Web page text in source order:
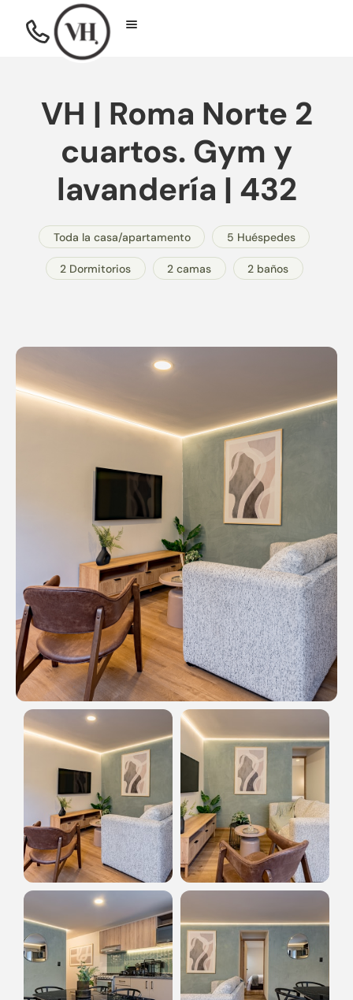
VH | Roma Norte 2
cuartos. Gym y
lavandería | 432
Toda la casa/apartamento 5 Huéspedes
2 Dormitorios 2 camas 2 baños